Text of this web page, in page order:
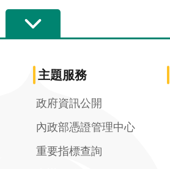
主題服務
政府資訊公開
內政部憑證管理中心
重要指標查詢